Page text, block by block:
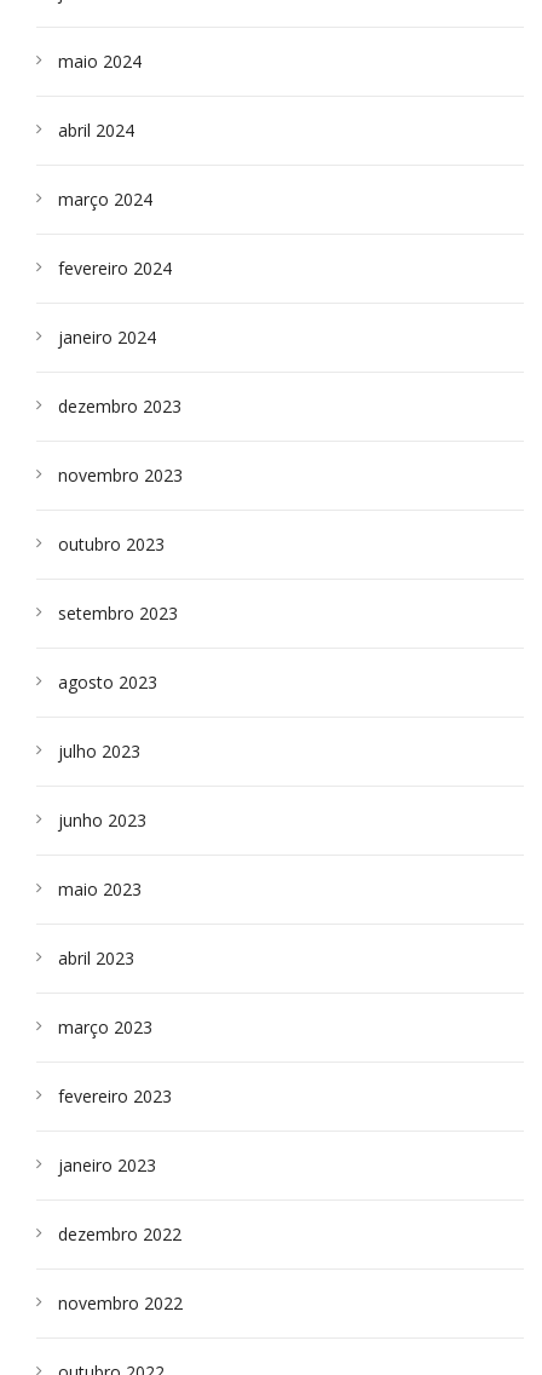
maio 2024
abril 2024
março 2024
fevereiro 2024
janeiro 2024
dezembro 2023
novembro 2023
outubro 2023
setembro 2023
agosto 2023
julho 2023
junho 2023
maio 2023
abril 2023
março 2023
fevereiro 2023
janeiro 2023
dezembro 2022
novembro 2022